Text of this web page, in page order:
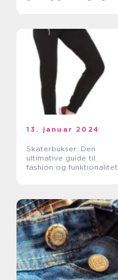
13. januar 2024
Skaterbukser: Den
ultimative guide til
fashion og funktionalitet